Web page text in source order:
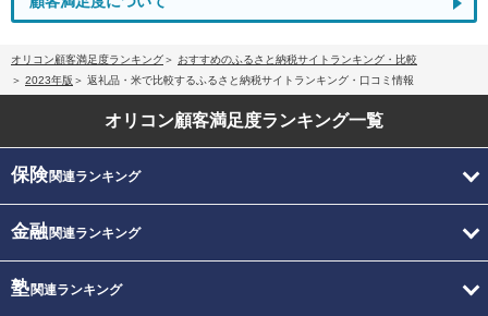
オリコン顧客満足度ランキング
おすすめのふるさと納税サイトランキング・比較
2023年版
返礼品・米で比較するふるさと納税サイトランキング・口コミ情報
オリコン顧客満足度ランキング一覧
保険関連ランキング
金融関連ランキング
塾関連ランキング